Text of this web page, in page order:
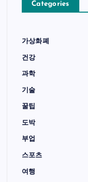
Categories
가상화폐
건강
과학
기술
꿀팁
도박
부업
스포츠
여행